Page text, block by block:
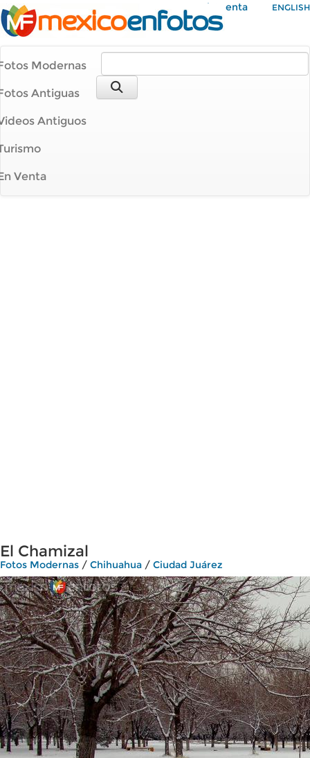
Mi Cuenta ENGLISH
Modernas
Antiguas
Antiguos
Venta
El Chamizal
Fotos Modernas / Chihuahua / Ciudad Juárez